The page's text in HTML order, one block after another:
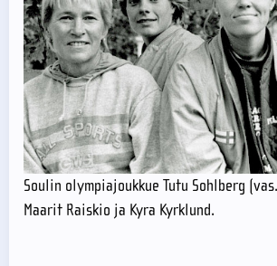
Soulin olympiajoukkue Tutu Sohlberg
Maarit Raiskio ja Kyra Kyrklund.